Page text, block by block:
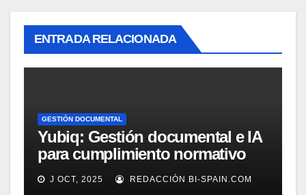
ENTRADA RELACIONADA
GESTIÓN DOCUMENTAL
Yubiq: Gestión documental e IA
para cumplimiento normativo
(Demo)
J OCT, 2025 REDACCIÓN BI-SPAIN.COM